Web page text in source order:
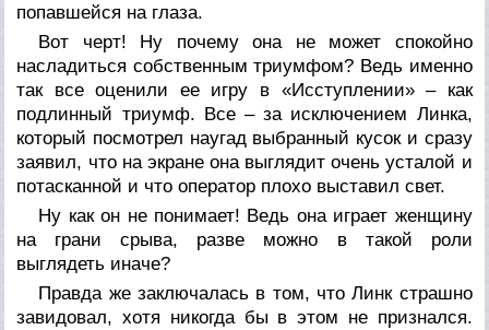
попавшейся на глаза.
Вот черт! Ну почему она не может спокойно
насладиться собственным триумфом? Ведь именно
так все оценили ее игру в «Исступлении» – как
подлинный триумф. Все – за исключением Линка,
который посмотрел наугад выбранный кусок и сразу
заявил, что на экране она выглядит очень усталой и
потасканной и что оператор плохо выставил свет.
Ну как он не понимает! Ведь она играет женщину
на грани срыва, разве можно в такой роли
выглядеть иначе?
Правда же заключалась в том, что Линк страшно
завидовал, хотя никогда бы в этом не признался.